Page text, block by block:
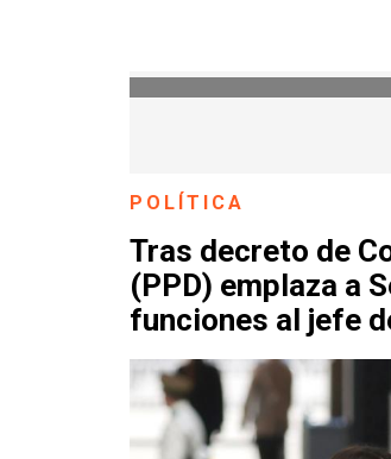
POLÍTICA
Tras decreto de
(PPD) emplaza a
funciones al jefe